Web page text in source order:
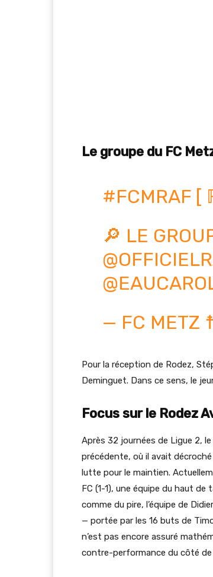
Le groupe du FC
#FCMRAF[
🔎 LE
— FC METZ
Pour la réception de Rodez,
Deminguet. Dans ce sens, le
Focus sur le Rodez
Après 32 journées de Ligue 2,
précédente, où il avait
lutte pour le maintien.
FC (1-1), une équipe du haut
comme du pire, l’équipe de
— portée par les 16 buts de
n’est pas encore assuré
contre-performance du côté